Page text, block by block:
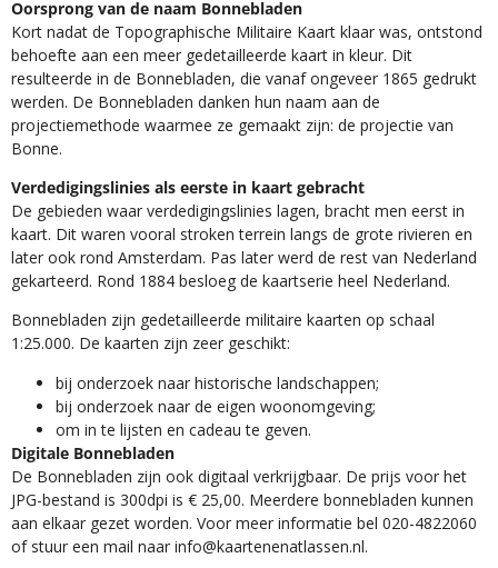
Oorsprong van de naam Bonnebladen
Kort nadat de Topographische Militaire Kaart klaar was, ontstond
behoefte aan een meer gedetailleerde kaart in kleur. Dit
resulteerde in de Bonnebladen, die vanaf ongeveer 1865 gedrukt
werden. De Bonnebladen danken hun naam aan de
projectiemethode waarmee ze gemaakt zijn: de projectie van
Bonne.
Verdedigingslinies als eerste in kaart gebracht
De gebieden waar verdedigingslinies lagen, bracht men eerst in
kaart. Dit waren vooral stroken terrein langs de grote rivieren en
later ook rond Amsterdam. Pas later werd de rest van Nederland
gekarteerd. Rond 1884 besloeg de kaartserie heel Nederland.
Bonnebladen zijn gedetailleerde militaire kaarten op schaal
1:25.000. De kaarten zijn zeer geschikt:​
​bij onderzoek naar historische landschappen;
bij onderzoek naar de eigen woonomgeving;
om in te lijsten en cadeau te geven.
Digitale Bonnebladen
De Bonnebladen zijn ook digitaal verkrijgbaar. De prijs voor het
JPG-bestand is 300dpi is € 25,00. Meerdere bonnebladen kunnen
aan elkaar gezet worden. Voor meer informatie bel 020-4822060
of stuur een mail naar info@kaartenenatlassen.nl.